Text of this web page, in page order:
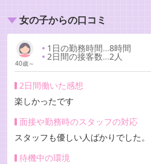
女の子からの口コミ
40歳～
1日の勤務時間…8時間
2日間の接客数…2人
2日間働いた感想
楽しかったです
面接や勤務時のスタッフの対応
スタッフも優しい人ばかりでした。
待機中の環境